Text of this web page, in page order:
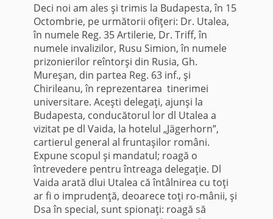
Deci noi am ales şi trimis la Budapesta, în 15
Octombrie, pe urmă­torii ofiţeri: Dr. Utalea,
în numele Reg. 35 Artilerie, Dr. Triff, în
numele invalizilor, Rusu Simion, în numele
prizonierilor reîntorşi din Rusia, Gh.
Mureşan, din partea Reg. 63 inf., şi
Chirileanu, în reprezentarea tinerimei
universitare. Aceşti delegaţi, ajunşi la
Budapesta, conducătorul lor dl Utalea a
vizitat pe dl Vaida, la hotelul „Jägerhorn”,
cartierul general al fruntaşilor români.
Expune scopul şi mandatul; roagă o
întrevedere pentru întreaga delegaţie. Dl
Vaida arată dlui Utalea că întâlnirea cu toţi
ar fi o impru­denţă, deoarece toţi ro-mânii, şi
Dsa în special, sunt spionaţi: roagă să